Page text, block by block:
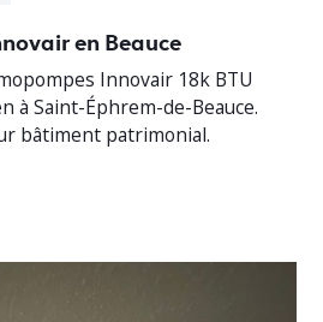
en Beauce
Innovair 18k BTU
à Saint-Éphrem-de-Beauce.
bâtiment patrimonial.